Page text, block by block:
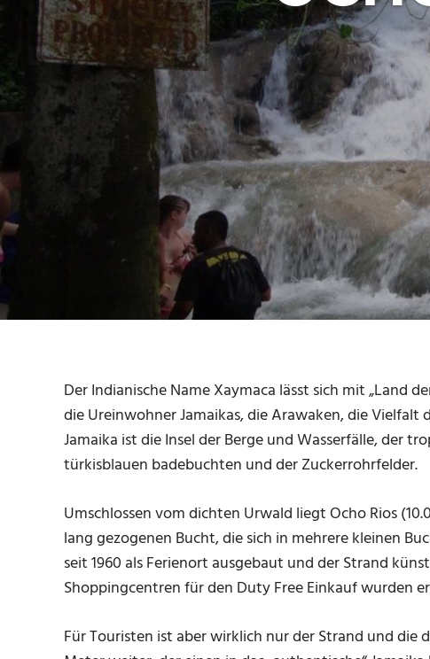
Der Indianische Name Xaymaca lässt sich mit „Land
die Ureinwohner Jamaikas, die Arawaken, die
Jamaika ist die Insel der Berge und Wasserfälle, der
türkisblauen badebuchten und der Zuckerrohrfelder.
Umschlossen vom dichten Urwald liegt Ocho Rios
lang gezogenen Bucht, die sich in mehrere kleinen
seit 1960 als Ferienort ausgebaut und der Strand
Shoppingcentren für den Duty Free Einkauf wurden
Für Touristen ist aber wirklich nur der Strand und die